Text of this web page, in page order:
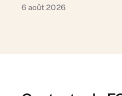
6 août 2026